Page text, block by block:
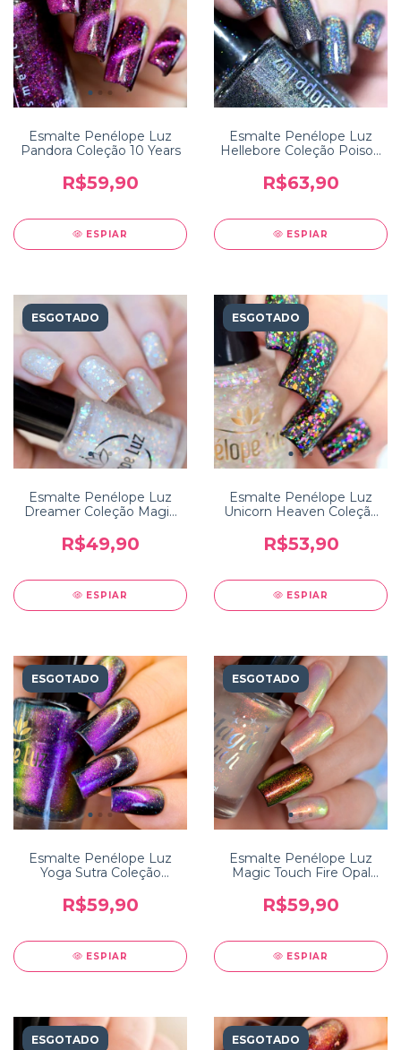
Esmalte Penélope Luz
Pandora Coleção 10 Years
R$59,90
ESPIAR
Esmalte Penélope Luz
Hellebore Coleção Poison
R$63,90
ESPIAR
ESGOTADO
Esmalte Penélope Luz
Dreamer Coleção Magic
R$49,90
ESPIAR
ESGOTADO
Esmalte Penélope Luz
Unicorn Heaven Coleção
R$53,90
ESPIAR
ESGOTADO
Esmalte Penélope Luz
Yoga Sutra Coleção
R$59,90
ESPIAR
ESGOTADO
Esmalte Penélope Luz
Magic Touch Fire Opal
R$59,90
ESPIAR
ESGOTADO ESGOTADO